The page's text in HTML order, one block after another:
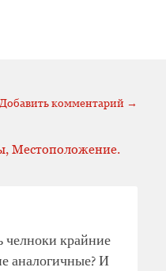
Добавить комментарий →
Местоположение.
челноки крайние
аналогичные? И